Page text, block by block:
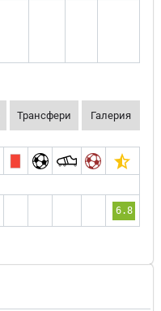
Трансфери Галерия
6.8